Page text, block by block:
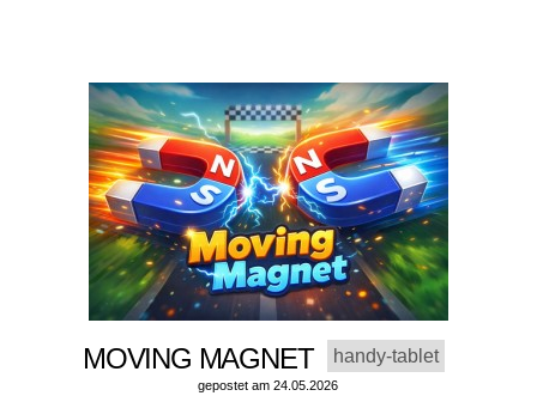
MOVING MAGNET handy-tablet
gepostet am 24.05.2026